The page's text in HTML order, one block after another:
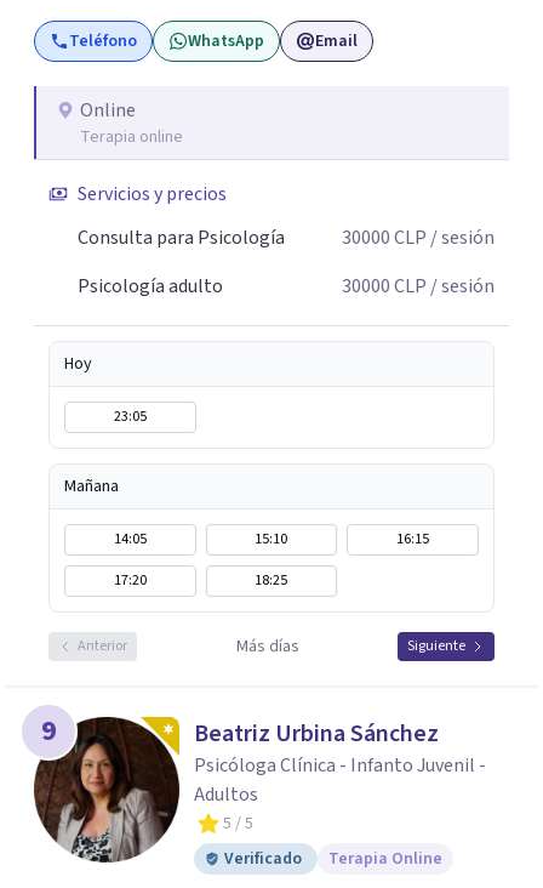
privada y en diversas instituciones de salud mental,
trabajando con adolescentes, adultos jóvenes, adultos y
Psicoterapia Sistémica, una metodología que considera
las dinámicas y relaciones dentro de cada sistema
técnicas como la Terapia Breve Sistémica y la Terapia
Enfocada en Soluciones, busco comprender cómo los
persona, promoviendo un cambio duradero, significativo
y orientado a los recursos.
Teléfono WhatsApp Email
Online
Terapia online
Servicios y precios
Consulta para Psicología
30000CLP / sesión
Psicología adulto
30000CLP / sesión
Hoy
23:05
Mañana
14:05 15:10
16:15
17:20
18:25
Anterior Más días Siguiente
9 Beatriz Urbina Sánchez
Psicóloga Clínica - Infanto Juvenil -
Adultos
5 / 5
Verificado
Terapia Online